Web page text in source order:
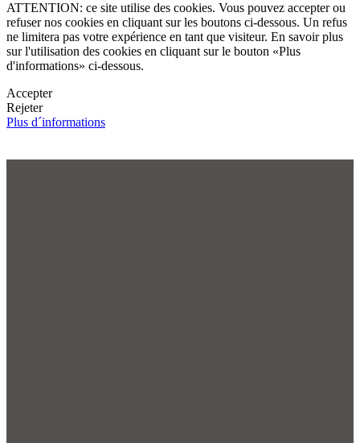
ATTENTION: ce site utilise des cookies. Vous pouvez accepter ou
refuser nos cookies en cliquant sur les boutons ci-dessous. Un refus
ne limitera pas votre expérience en tant que visiteur. En savoir plus
sur l'utilisation des cookies en cliquant sur le bouton «Plus
d'informations» ci-dessous.
Accepter
Rejeter
Plus d´informations